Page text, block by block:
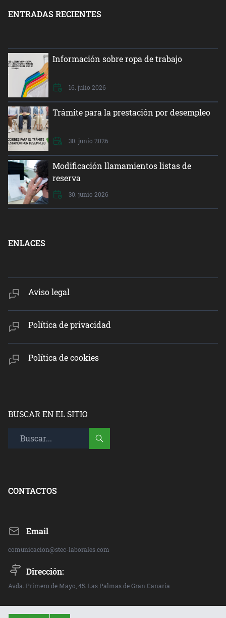
ENTRADAS RECIENTES
Información sobre ropa de trabajo
16. julio 2026
Trámite para la prestación por desempleo
30. junio 2026
Modificación llamamientos listas de
reserva
30. junio 2026
ENLACES
Aviso legal
Política de privacidad
Política de cookies
BUSCAR EN EL SITIO
CONTACTOS
Email
comunicacion@stec-laborales.com
Dirección:
Avda. Primero de Mayo, 45. Las Palmas de Gran Canaria